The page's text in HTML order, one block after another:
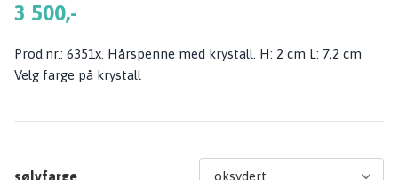
3 500,-
Prod.nr.: 6351x. Hårspenne med krystall. H: 2 cm L: 7,2 cm
Velg farge på krystall
sølvfarge